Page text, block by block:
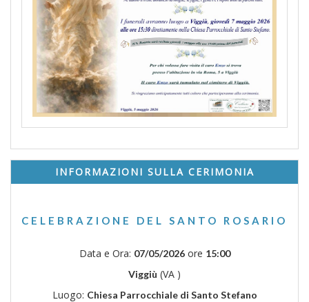
INFORMAZIONI SULLA CERIMONIA
CELEBRAZIONE DEL SANTO ROSARIO
Data e Ora: 07/05/2026ore 15:00
Viggiù (VA )
Luogo: Chiesa Parrocchiale di Santo Stefano